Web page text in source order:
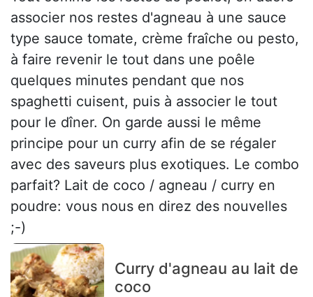
associer nos restes d'agneau à une sauce
type sauce tomate, crème fraîche ou pesto,
à faire revenir le tout dans une poêle
quelques minutes pendant que nos
spaghetti cuisent, puis à associer le tout
pour le dîner. On garde aussi le même
principe pour un curry afin de se régaler
avec des saveurs plus exotiques. Le combo
parfait? Lait de coco / agneau / curry en
poudre: vous nous en direz des nouvelles
;-)
Curry d'agneau au lait de
coco